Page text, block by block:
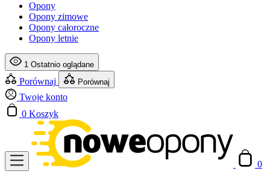
Opony
Opony zimowe
Opony całoroczne
Opony letnie
1 Ostatnio oglądane
Porównaj Porównaj
Twoje konto
0 Koszyk
0